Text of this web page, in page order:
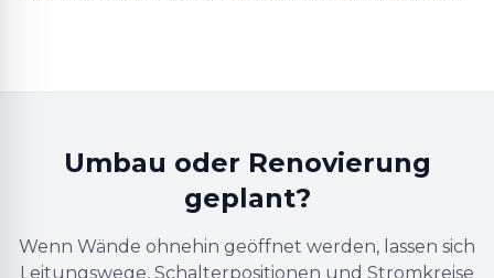
Umbau oder Renovierung
geplant?
Wenn Wände ohnehin geöffnet werden, lassen sich
Leitungswege, Schalterpositionen und Stromkreise